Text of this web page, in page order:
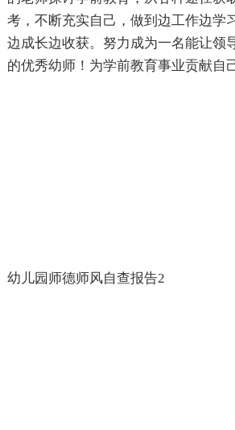
考，不断充实自己，做到边工作边学
边成长边收获。努力成为一名能让领
的优秀幼师！为学前教育事业贡献自
幼儿园师德师风自查报告2